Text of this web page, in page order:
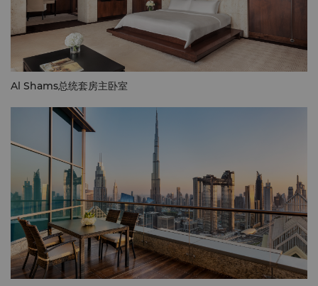
Al Shams总统套房主卧室